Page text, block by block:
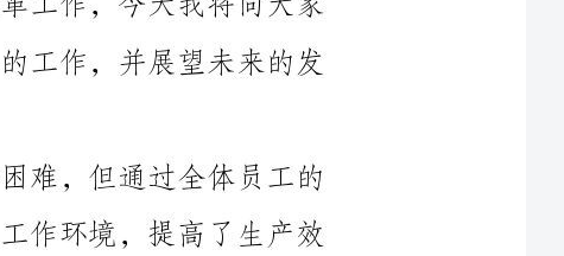
过去一年，企业面临了许多挑战和困难，但通过全体员工的